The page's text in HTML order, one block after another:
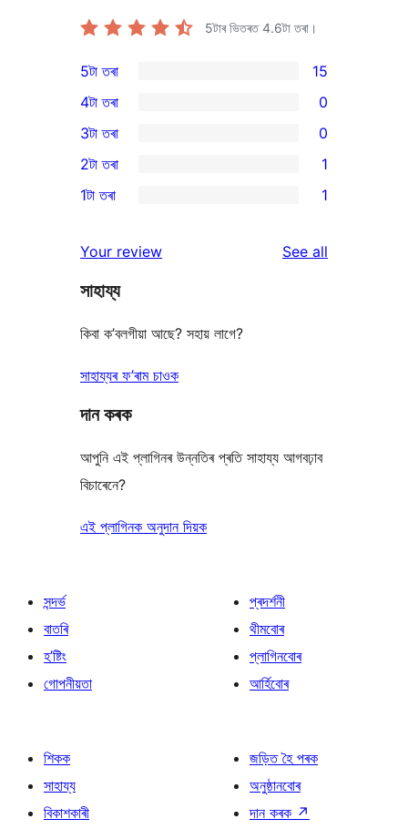
5টাৰ ভিতৰত4.6টা তৰা।
15
5-
star
reviews
5টা তৰা 15
4-
star
reviews
4টা তৰা 0
0
3-
star
3টা তৰা 0
2-
review
2টা তৰা 1
star
review
1টা তৰা 1
Your review See all
সাহায্য
কিবা ক’বলগীয়া আছে? সহায় লাগে?
সাহায্যৰ ফ’ৰাম চাওক
দান কৰক
আপুনি এই প্লাগিনৰ উন্নতিৰ প্ৰতি সাহায্য আগবঢ়াব
বিচাৰেনে?
এই প্লাগিনক অনুদান দিয়ক
সন্দৰ্ভ
বাতৰি
হ’ষ্টিং
গোপনীয়তা
প্ৰদৰ্শনী
থীমবোৰ
প্লাগিনবোৰ
আৰ্হিবোৰ
শিকক
সাহায্য
বিকাশকাৰী
জড়িত হৈ পৰক
অনুষ্ঠানবোৰ
দান কৰক ↗